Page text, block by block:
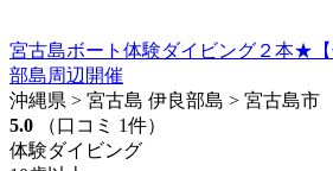
宮古島ボート体験ダイビング２本★
部島周辺開催
沖縄県 > 宮古島 伊良部島 > 宮古島市
5.0
（口コミ 1件）
体験ダイビング